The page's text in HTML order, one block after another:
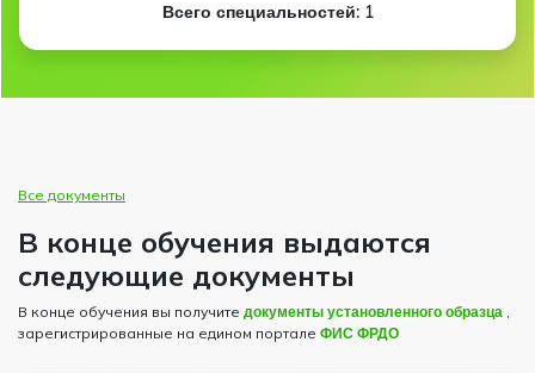
Всего специальностей: 1
Все документы
В конце обучения выдаются
следующие документы
В конце обучения вы получите документы установленного образца ,
зарегистрированные на едином портале ФИС ФРДО